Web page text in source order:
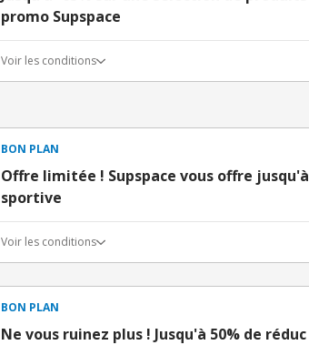
promo Supspace
Voir les conditions
BON PLAN
Offre limitée ! Supspace vous offre
sportive
Voir les conditions
BON PLAN
Ne vous ruinez plus ! Jusqu'à 50% de réduc